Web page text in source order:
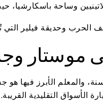
وساحة
الحرب وحديقة فيلير التي
والمعلم الأبرز فيها هو
الأسواق التقليدية القريبة.